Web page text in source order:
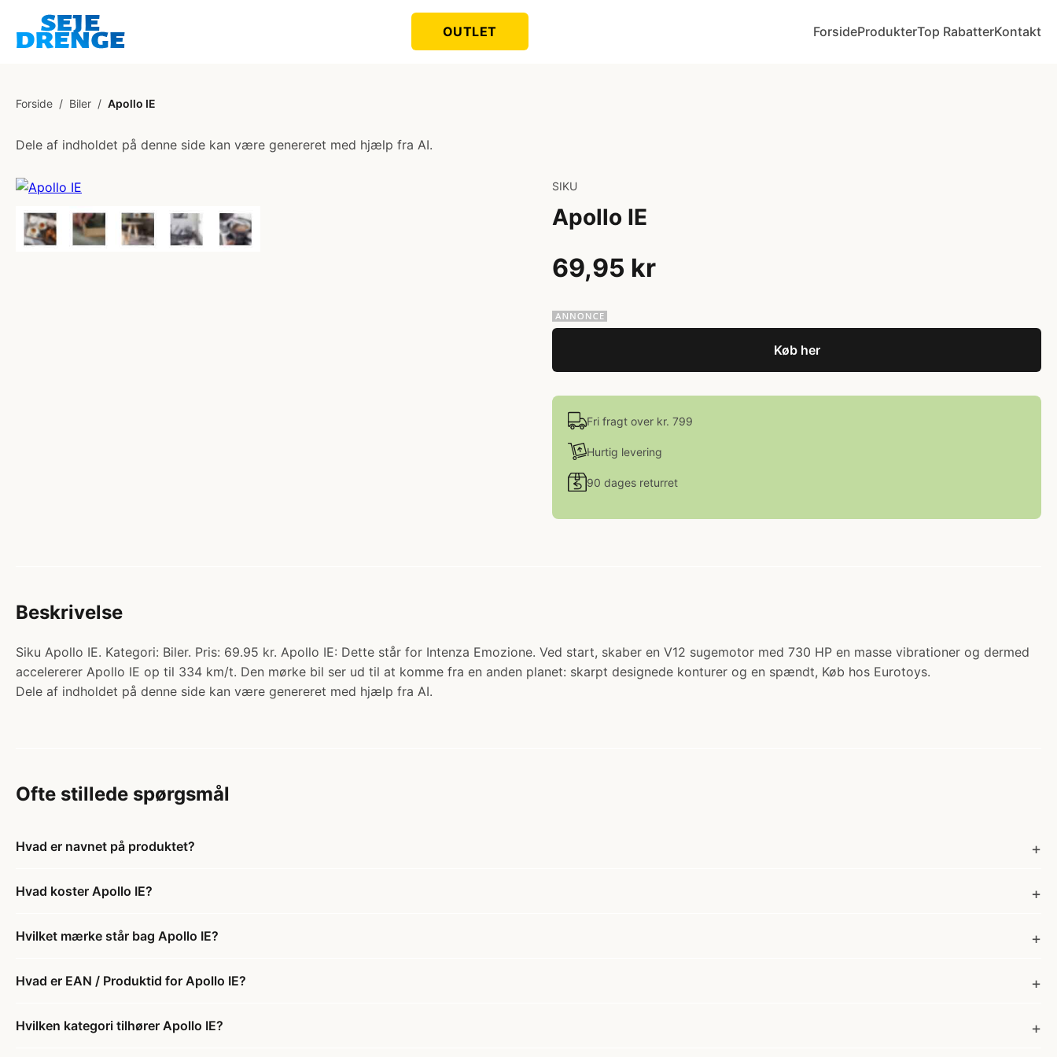
OUTLET ForsideProdukterTop RabatterKontakt
Forside / Biler / Apollo IE
Dele af indholdet på denne side kan være genereret med hjælp fra AI.
SIKU
Apollo IE
69,95 kr
Køb her
Fri fragt over kr. 799
Hurtig levering
90 dages returret
Beskrivelse
Siku Apollo IE. Kategori: Biler. Pris: 69.95 kr. Apollo IE: Dette står for Intenza Emozione. Ved start, skaber en V12 sugemotor med 730 HP en masse vibrationer og dermed
accelererer Apollo IE op til 334 km/t. Den mørke bil ser ud til at komme fra en anden planet: skarpt designede konturer og en spændt, Køb hos Eurotoys.
Dele af indholdet på denne side kan være genereret med hjælp fra AI.
Ofte stillede spørgsmål
Hvad er navnet på produktet?
Hvad koster Apollo IE?
Hvilket mærke står bag Apollo IE?
Hvad er EAN / Produktid for Apollo IE?
Hvilken kategori tilhører Apollo IE?